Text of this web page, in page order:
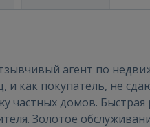
агент по
и как покупатель, не
домов. Быстрая
Золотое